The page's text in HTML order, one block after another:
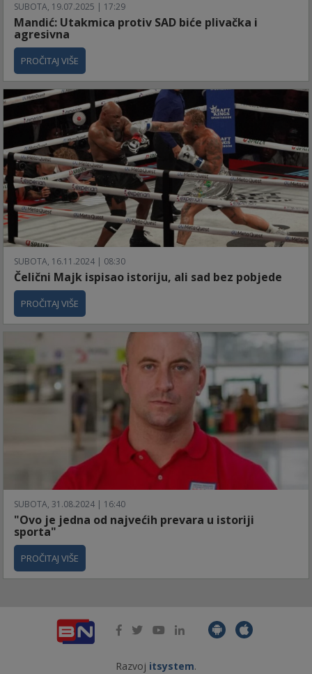
SUBOTA, 19.07.2025 | 17:29
Mandić: Utakmica protiv SAD biće plivačka i
agresivna
PROČITAJ VIŠE
SUBOTA, 16.11.2024 | 08:30
Čelični Majk ispisao istoriju, ali sad bez pobjede
PROČITAJ VIŠE
SUBOTA, 31.08.2024 | 16:40
"Ovo je jedna od najvećih prevara u istoriji
sporta"
PROČITAJ VIŠE
Razvoj itsystem.